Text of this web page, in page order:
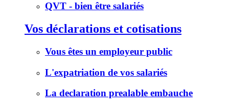
QVT - bien être salariés
Vos déclarations et cotisations
Vous êtes un employeur public
L'expatriation de vos salariés
La declaration prealable embauche